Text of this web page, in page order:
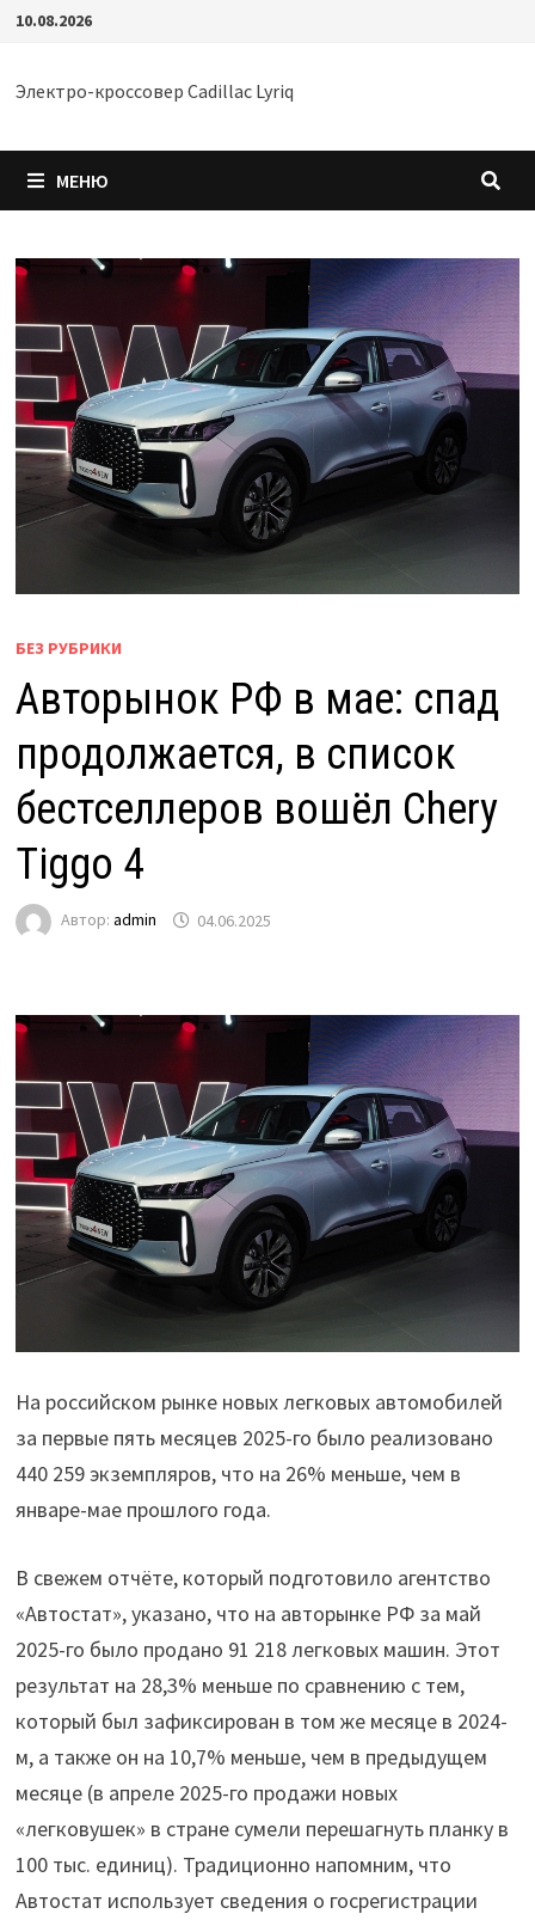
Перейти
содержимому
10.08.2026
Электро-кроссовер Cadillac Lyriq
МЕНЮ
БЕЗ РУБРИКИ
Авторынок РФ в мае: спад
продолжается, в список
бестселлеров вошёл Chery
Tiggo 4
Автор: admin 04.06.2025
На российском рынке новых легковых автомобилей
за первые пять месяцев 2025-го было реализовано
440 259 экземпляров, что на 26% меньше, чем в
январе-мае прошлого года.
В свежем отчёте, который подготовило агентство
«Автостат», указано, что на авторынке РФ за май
2025-го было продано 91 218 легковых машин. Этот
результат на 28,3% меньше по сравнению с тем,
который был зафиксирован в том же месяце в 2024-
м, а также он на 10,7% меньше, чем в предыдущем
месяце (в апреле 2025-го продажи новых
«легковушек» в стране сумели перешагнуть планку в
100 тыс. единиц). Традиционно напомним, что
Автостат использует сведения о госрегистрации